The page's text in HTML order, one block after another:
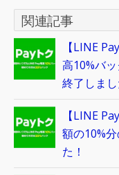
関連記事
【LINE
高10%バ
終了しまし
【LINE
額の10%
た！